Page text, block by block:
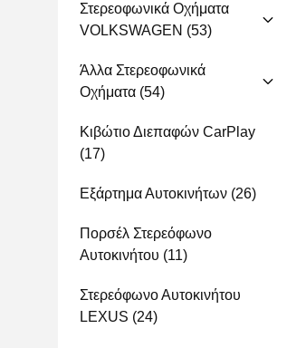
Στερεοφωνικά Οχήματα
VOLKSWAGEN (53)
Άλλα Στερεοφωνικά
Οχήματα (54)
Κιβώτιο Διεπαφών CarPlay
(17)
Εξάρτημα Αυτοκινήτων (26)
Πορσέλ Στερεόφωνο
Αυτοκινήτου (11)
Στερεόφωνο Αυτοκινήτου
LEXUS (24)